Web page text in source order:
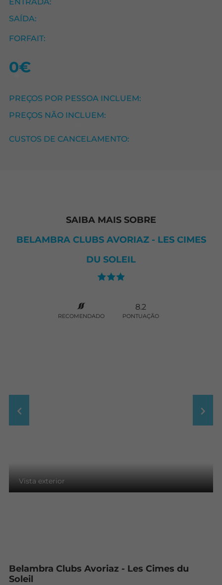
SAÍDA:
FORFAIT:
0€
PREÇOS POR PESSOA INCLUEM:
PREÇOS NÃO INCLUEM:
CUSTOS DE CANCELAMENTO:
SAIBA MAIS SOBRE
BELAMBRA CLUBS AVORIAZ - LES CIMES
DU SOLEIL
RECOMENDADO
8.2
PONTUAÇÃO
Vista exterior
Belambra Clubs Avoriaz - Les Cimes du
Soleil